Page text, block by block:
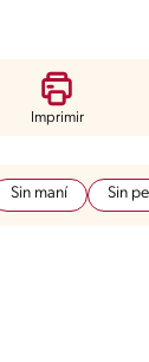
Imprimir
Sin maní Sin